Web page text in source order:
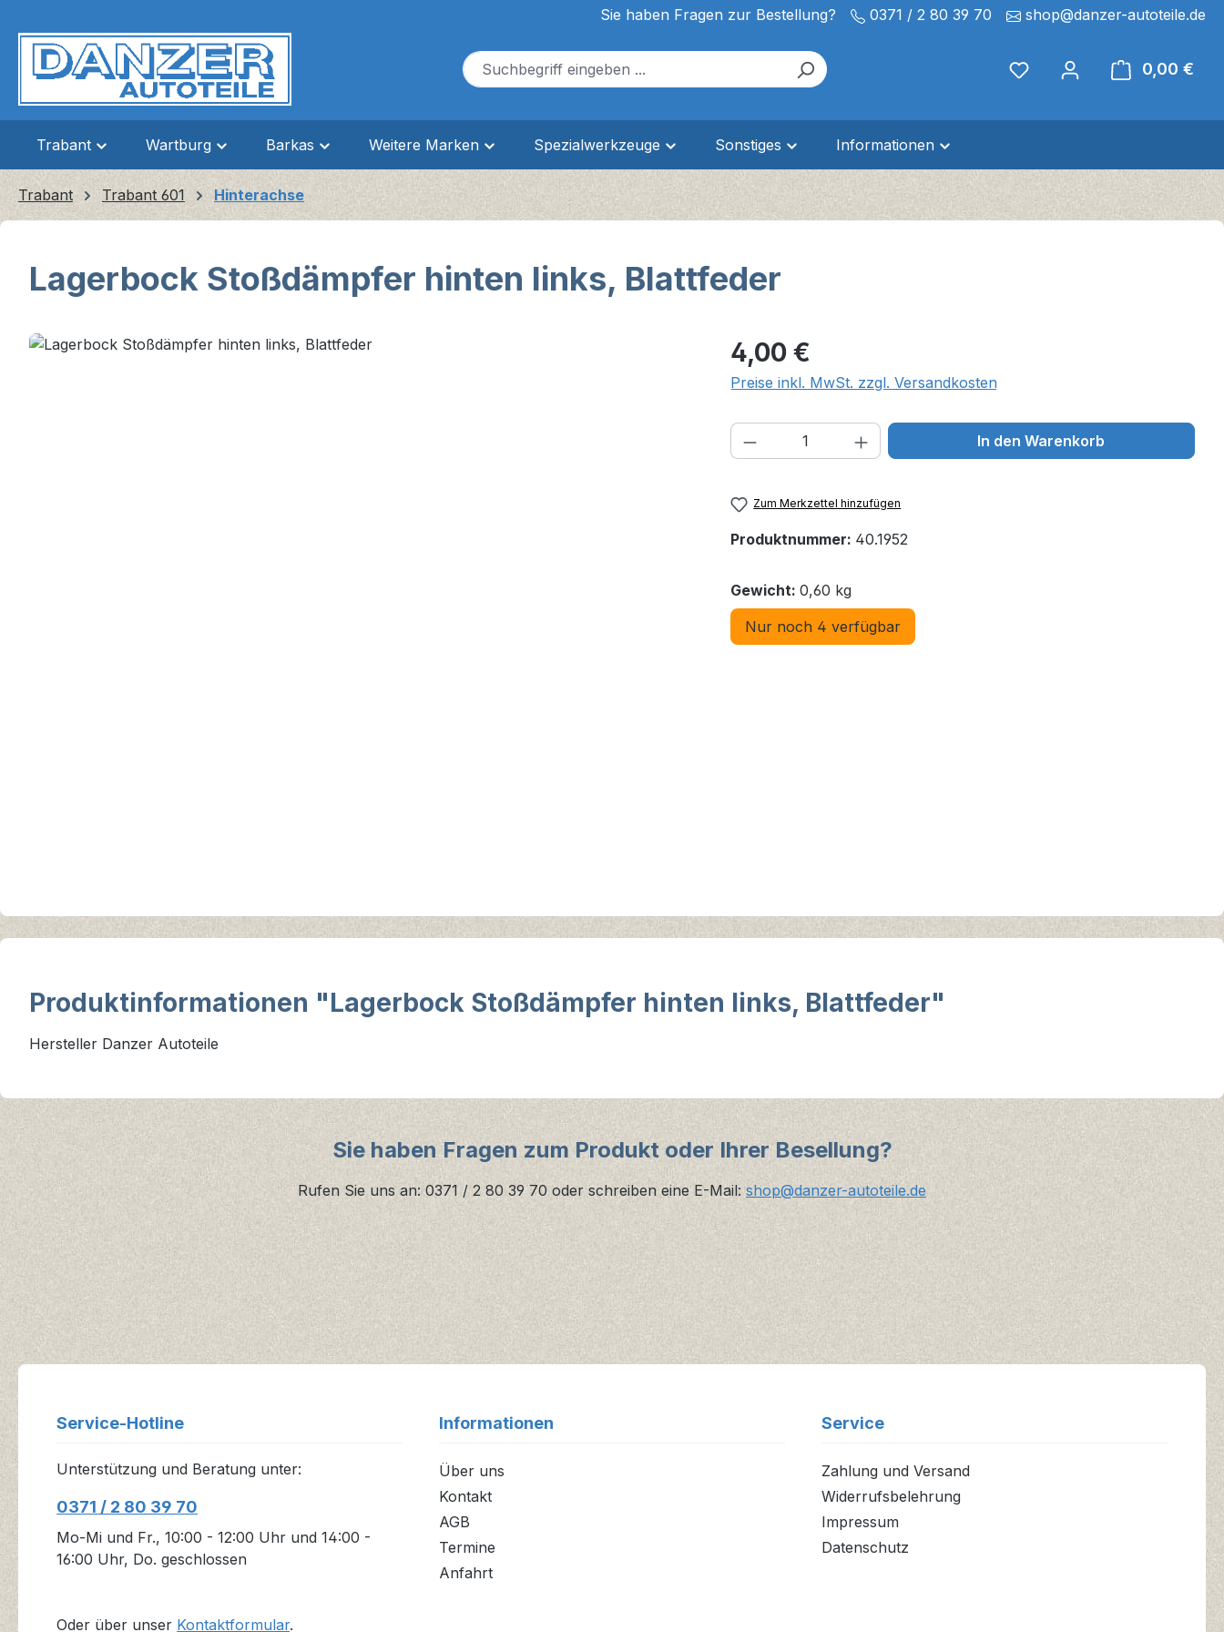
Sie haben Fragen zur Bestellung? 0371 / 2 80 39 70 shop@danzer-autoteile.de
0,00 €
Trabant Wartburg Barkas Weitere Marken Spezialwerkzeuge Sonstiges Informationen
Trabant Trabant 601 Hinterachse
Lagerbock Stoßdämpfer hinten links, Blattfeder
Bildergalerie überspringen Regulärer Preis:
4,00 €
Preise inkl. MwSt. zzgl. Versandkosten
Produkt Anzahl: Gib den gewünschten Wert
In den Warenkorb
Zum Merkzettel hinzufügen
Produktnummer: 40.1952
Gewicht: 0,60 kg
Nur noch 4 verfügbar
Produktinformationen "Lagerbock Stoßdämpfer hinten links, Blattfeder"
Hersteller Danzer Autoteile
Sie haben Fragen zum Produkt oder Ihrer Besellung?
Rufen Sie uns an: 0371 / 2 80 39 70 oder schreiben eine E-Mail:shop@danzer-autoteile.de
Service-Hotline
Unterstützung und Beratung unter:
0371 / 2 80 39 70
Mo-Mi und Fr., 10:00 - 12:00 Uhr und 14:00 -
16:00 Uhr, Do. geschlossen
Oder über unser Kontaktformular.
Informationen
Über uns
Kontakt
AGB
Termine
Anfahrt
Service
Zahlung und Versand
Widerrufsbelehrung
Impressum
Datenschutz